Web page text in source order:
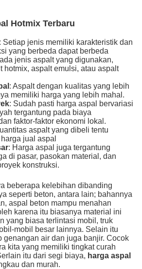
Hotmix Terbaru
: Setiap jenis memiliki karakteristik dan
yang berbeda dapat berbeda
jenis aspalt yang digunakan,
hotmix, aspalt emulsi, atau aspalt
: Aspalt dengan kualitas yang lebih
memiliki harga yang lebih mahal.
: Sudah pasti harga aspal bervariasi
tergantung pada biaya
faktor-faktor ekonomi lokal.
aspalt yang dibeli tentu
jual aspal
: Harga aspal juga tergantung
di pasar, pasokan material, dan
konstruksi.
beberapa kelebihan dibanding
seperti beton, antara lain; bahannya
aspal beton mampu menahan
karena itu biasanya material ini
yang biasa terlintasi mobil, truk
mobil besar lainnya. Selain itu
genangan air dan juga banjir. Cocok
kita yang memiliki tingkat curah
itu dari segi biaya, harga aspal
dan murah.